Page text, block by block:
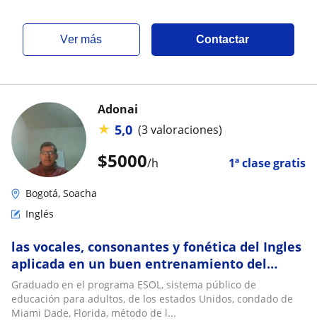
ver más Contactar
$5000/h 1ª clase gratis
Adonai
★ 5,0 (3 valoraciones)
Bogotá, Soacha
Inglés
las vocales, consonantes y fonética del Ingles
aplicada en un buen entrenamiento del
mismo
Graduado en el programa ESOL, sistema público de
educación para adultos, de los estados Unidos, condado de
Miami Dade, Florida, método de l...